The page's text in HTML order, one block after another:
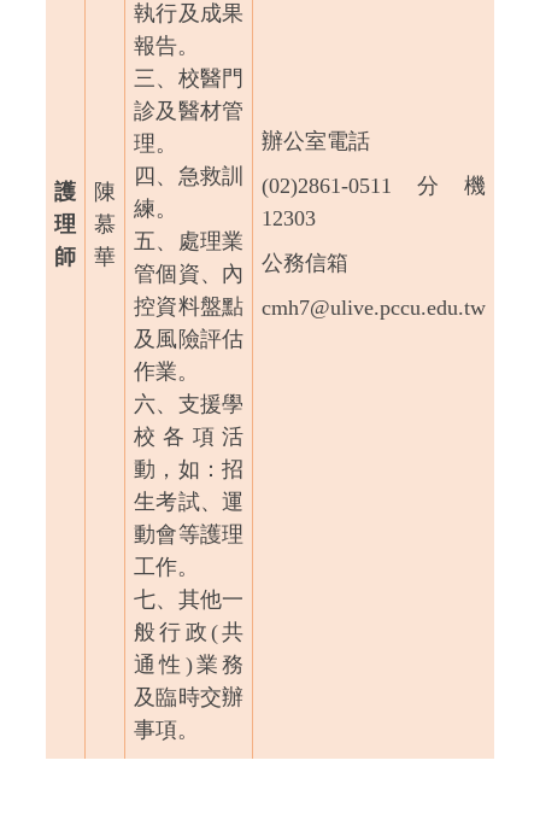
護
理
師
陳
慕
華
執行及成果
報告。
三、校醫門
診及醫材管
理。
四、急救訓
練。
五、處理業
管個資、內
控資料盤點
及風險評估
作業。
六、支援學
校各項活
動，如：招
生考試、運
動會等護理
工作。
七、其他一
般行政(共
通性)業務
及臨時交辦
事項。
辦公室電話
(02)2861-0511 分機
12303
公務信箱
cmh7@ulive.pccu.edu.tw